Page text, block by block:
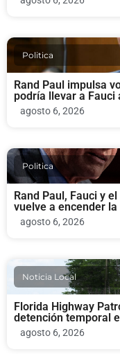
Politica
Rand Paul impulsa
podría llevar a Fauci
agosto 6, 2026
Politica
Rand Paul, Fauci y
vuelve a encender
agosto 6, 2026
Noticia Local
Florida Highway
detención temporal
agosto 6, 2026